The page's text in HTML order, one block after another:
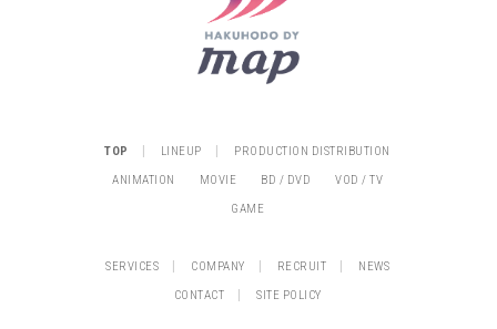
TOP LINEUP
PRODUCTION DISTRIBUTION
ANIMATION
MOVIE BD / DVD
VOD / TV
GAME
SERVICES COMPANY RECRUIT
NEWS
CONTACT
SITE POLICY